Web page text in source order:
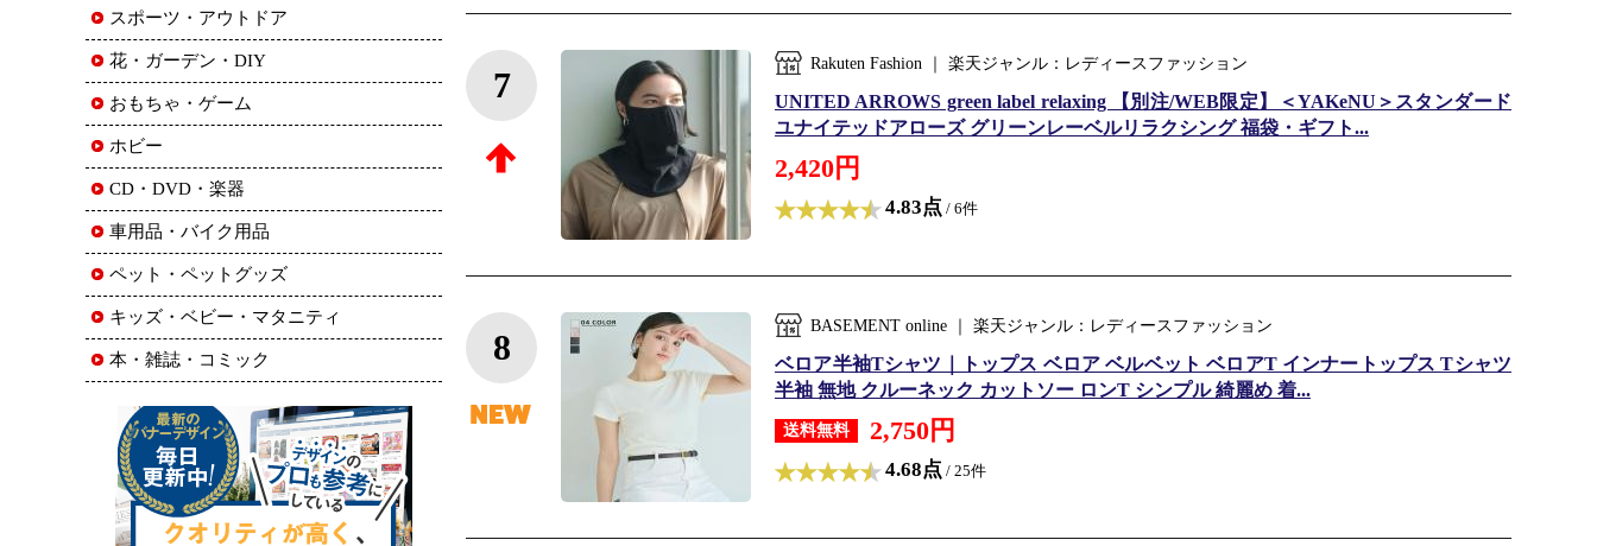
7
Rakuten Fashion ｜ 楽天ジャンル：レディースファッション
UNITED ARROWS green label relaxing 【別注/WEB限定】＜YAKeNU＞スタンダード
ユナイテッドアローズ グリーンレーベルリラクシング 福袋・ギフト...
2,420円
4.83点 / 6件
8
BASEMENT online ｜ 楽天ジャンル：レディースファッション
ベロア半袖Tシャツ｜トップス ベロア ベルベット ベロアT インナートップス Tシャツ
半袖 無地 クルーネック カットソー ロンT シンプル 綺麗め 着...
送料無料 2,750円
4.68点 / 25件
スポーツ・アウトドア
花・ガーデン・DIY
おもちゃ・ゲーム
ホビー
CD・DVD・楽器
車用品・バイク用品
ペット・ペットグッズ
キッズ・ベビー・マタニティ
本・雑誌・コミック